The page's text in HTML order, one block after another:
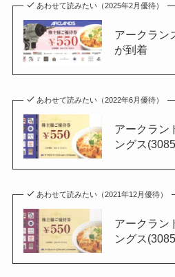
あわせて読みたい（2025年2月優待）
アークラン
が到着
あわせて読みたい（2022年6月優待）
アークラン
ングス
あわせて読みたい（2021年12月優待）
アークラン
ングス